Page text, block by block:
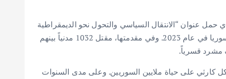
السورية لحقوق الإنسان تقريرها السَّنوي الثالث عشر من بعد انطلاق الحراك الشعبي – آذار 2011، والذي حمل عنوان “الانتقال السياسي والتحول نحو الديمقراطية
السبيل الوحيد لإيقاف الانتهاكات في سوريا” ورصدَ أبرز انتهاكات حقوق الإنسان على يد أطراف النزاع والقوى المسيطرة في سوريا في عام 2023. وفي مقدمتها، مقتل 1032 مدنياً بينهم
الذي طال أمده، وأثر بشكل كارثي على حياة ملايين السوريين. وعلى مدى السنوات